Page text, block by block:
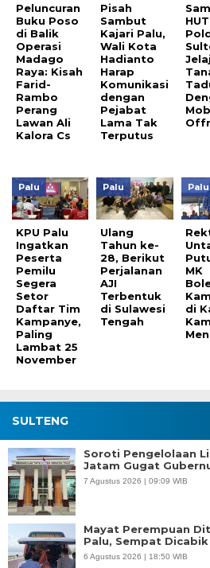
Peluncuran
Buku Poso
di Balik
Operasi
Madago
Raya: Kisah
Farid-
Rambo
Perang
Lawan Ali
Kalora Cs
Pisah
Sambut
Kajari Palu,
Wali Kota
Hadianto
Harap
Komunikasi
dengan
Pejabat
Lama Tak
Terputus
Palu
KPU Palu
Ingatkan
Peserta
Pemilu
Segera
Setor
Daftar Tim
Kampanye,
Paling
Lambat 25
November
Palu
Ulang
Tahun ke-
28, Berikut
Perjalanan
AJI
Terbentuk
di Sulawesi
Tengah
Palu
MK
di
SULTENG
Soroti Pengelolaan
Jatam Gugat
7 Agustus 2026 | 09:09 WIB
Mayat Perempuan
Palu, Sempat Dicabik
6 Agustus 2026 | 18:50 WIB